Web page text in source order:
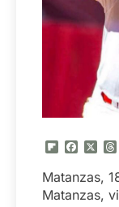
Flipboard
Matanzas,
Matanzas,